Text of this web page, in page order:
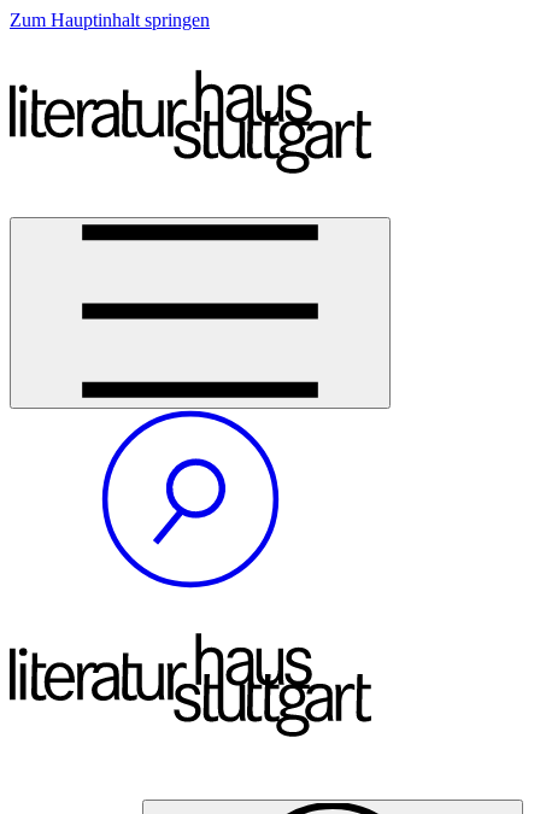
Zum Hauptinhalt springen